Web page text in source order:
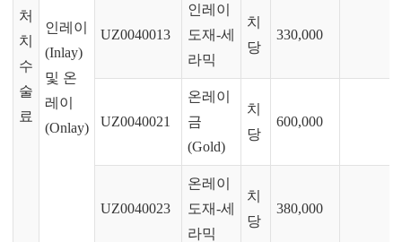
처
치
수
술
료
인레이
(Inlay)
및 온
레이
(Onlay)
UZ0040013
인레이
도재-세
라믹
치
당
330,000
UZ0040021
온레이
금
(Gold)
치
당
600,000
UZ0040023
온레이
도재-세
라믹
치
당
380,000